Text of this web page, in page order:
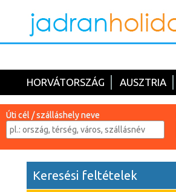
HORVÁTORSZÁG AUSZTRIA
Úti cél / szálláshely neve
Keresési feltételek